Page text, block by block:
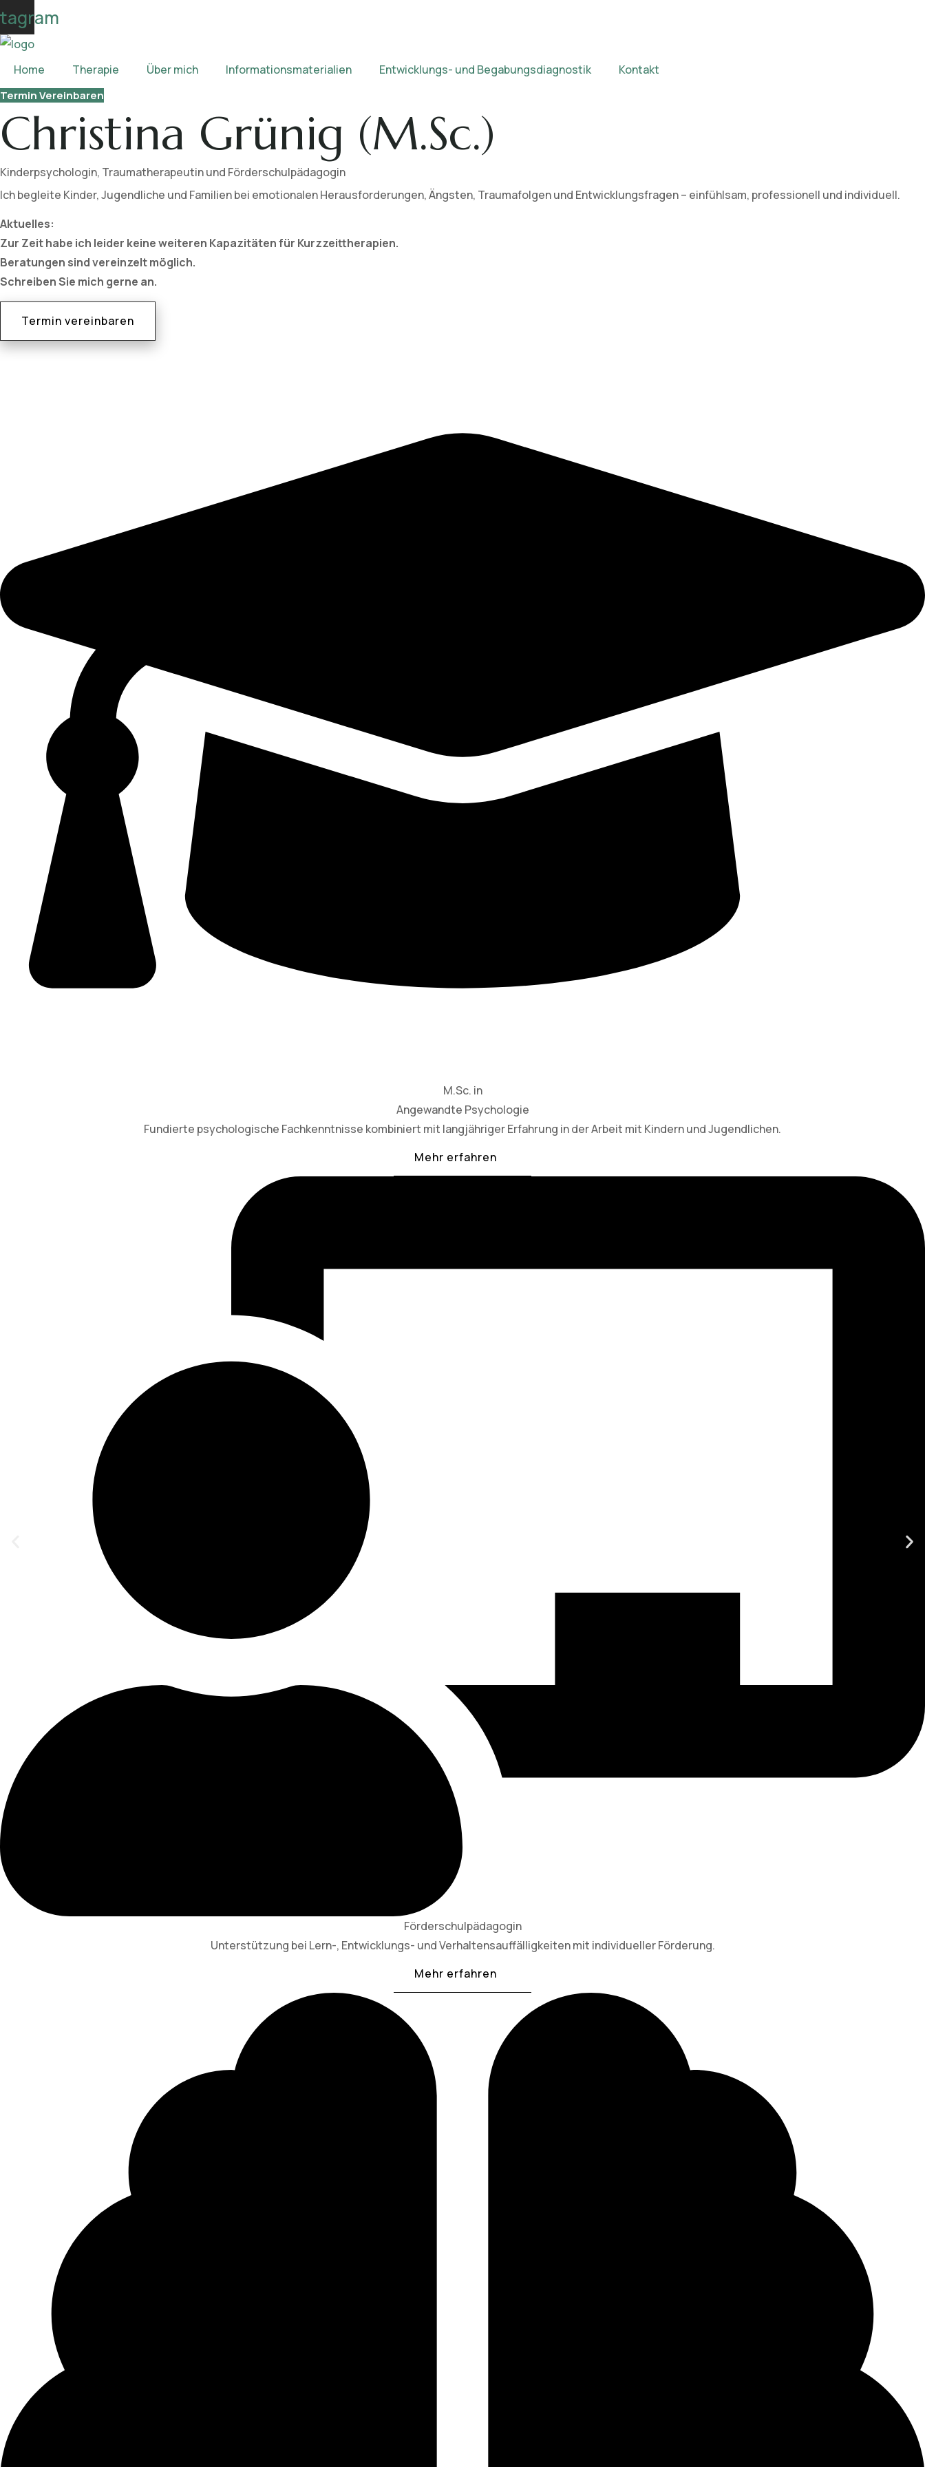
Skip
to
content
Home Therapie Über mich Informationsmaterialien Entwicklungs- und Begabungsdiagnostik Kontakt
Termin Vereinbaren
Christina Grünig (M.Sc.)
Kinderpsychologin, Traumatherapeutin und Förderschulpädagogin
Ich begleite Kinder, Jugendliche und Familien bei emotionalen Herausforderungen, Ängsten, Traumafolgen und Entwicklungsfragen – einfühlsam, professionell und individuell.
Aktuelles:
Zur Zeit habe ich leider keine weiteren Kapazitäten für Kurzzeittherapien.
Beratungen sind vereinzelt möglich.
Schreiben Sie mich gerne an.
Termin vereinbaren
M.Sc. in
Angewandte Psychologie
Fundierte psychologische Fachkenntnisse kombiniert mit langjähriger Erfahrung in der Arbeit mit Kindern und Jugendlichen.
Mehr erfahren
Förderschulpädagogin
Unterstützung bei Lern-, Entwicklungs- und Verhaltensauffälligkeiten mit individueller Förderung.
Mehr erfahren